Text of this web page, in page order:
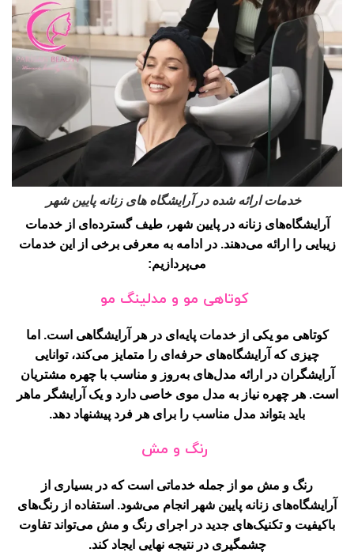
خدمات ارائه شده در آرایشگاه های زنانه پایین شهر
آرایشگاه‌های زنانه در پایین شهر، طیف گسترده‌ای از خدمات
زیبایی را ارائه می‌دهند. در ادامه به معرفی برخی از این خدمات
می‌پردازیم:
کوتاهی مو و مدلینگ مو
کوتاهی مو یکی از خدمات پایه‌ای در هر آرایشگاهی است. اما
چیزی که آرایشگاه‌های حرفه‌ای را متمایز می‌کند، توانایی
آرایشگران در ارائه مدل‌های به‌روز و مناسب با چهره مشتریان
است. هر چهره نیاز به مدل موی خاصی دارد و یک آرایشگر ماهر
باید بتواند مدل مناسب را برای هر فرد پیشنهاد دهد.
رنگ و مش
رنگ و مش مو از جمله خدماتی است که در بسیاری از
آرایشگاه‌های زنانه پایین شهر انجام می‌شود. استفاده از رنگ‌های
باکیفیت و تکنیک‌های جدید در اجرای رنگ و مش می‌تواند تفاوت
چشمگیری در نتیجه نهایی ایجاد کند.